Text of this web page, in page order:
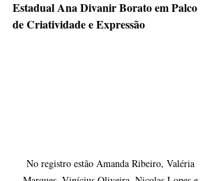
Estadual Ana Divanir Borato em Palco
de Criatividade e Expressão
No registro estão Amanda Ribeiro, Valéria